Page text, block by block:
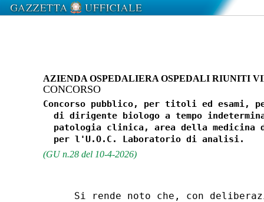
AZIENDA OSPEDALIERA OSPEDALI RIUNITI
CONCORSO
Concorso pubblico, per titoli ed esami,
di dirigente biologo a tempo
patologia clinica, area della medicina
(GU n.28 del 10-4-2026)
Si rende noto che, con